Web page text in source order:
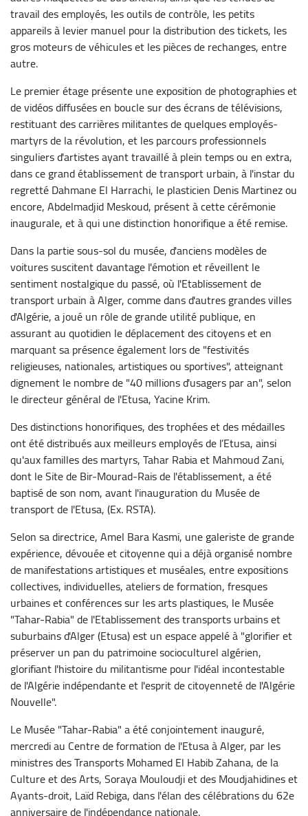
travail des employés, les outils de contrôle, les petits
appareils à levier manuel pour la distribution des tickets, les
gros moteurs de véhicules et les pièces de rechanges, entre
autre.
Le premier étage présente une exposition de photographies et
de vidéos diffusées en boucle sur des écrans de télévisions,
restituant des carrières militantes de quelques employés-
martyrs de la révolution, et les parcours professionnels
singuliers d'artistes ayant travaillé à plein temps ou en extra,
dans ce grand établissement de transport urbain, à l'instar du
regretté Dahmane El Harrachi, le plasticien Denis Martinez ou
encore, Abdelmadjid Meskoud, présent à cette cérémonie
inaugurale, et à qui une distinction honorifique a été remise.
Dans la partie sous-sol du musée, d'anciens modèles de
voitures suscitent davantage l'émotion et réveillent le
sentiment nostalgique du passé, où l'Etablissement de
transport urbain à Alger, comme dans d'autres grandes villes
d'Algérie, a joué un rôle de grande utilité publique, en
assurant au quotidien le déplacement des citoyens et en
marquant sa présence également lors de "festivités
religieuses, nationales, artistiques ou sportives", atteignant
dignement le nombre de "40 millions d'usagers par an", selon
le directeur général de l'Etusa, Yacine Krim.
Des distinctions honorifiques, des trophées et des médailles
ont été distribués aux meilleurs employés de l’Etusa, ainsi
qu'aux familles des martyrs, Tahar Rabia et Mahmoud Zani,
dont le Site de Bir-Mourad-Rais de l'établissement, a été
baptisé de son nom, avant l'inauguration du Musée de
transport de l'Etusa, (Ex. RSTA).
Selon sa directrice, Amel Bara Kasmi, une galeriste de grande
expérience, dévouée et citoyenne qui a déjà organisé nombre
de manifestations artistiques et muséales, entre expositions
collectives, individuelles, ateliers de formation, fresques
urbaines et conférences sur les arts plastiques, le Musée
"Tahar-Rabia" de l'Etablissement des transports urbains et
suburbains d'Alger (Etusa) est un espace appelé à "glorifier et
préserver un pan du patrimoine socioculturel algérien,
glorifiant l'histoire du militantisme pour l'idéal incontestable
de l'Algérie indépendante et l'esprit de citoyenneté de l'Algérie
Nouvelle".
Le Musée "Tahar-Rabia" a été conjointement inauguré,
mercredi au Centre de formation de l'Etusa à Alger, par les
ministres des Transports Mohamed El Habib Zahana, de la
Culture et des Arts, Soraya Mouloudji et des Moudjahidines et
Ayants-droit, Laïd Rebiga, dans l'élan des célébrations du 62e
anniversaire de l'indépendance nationale.